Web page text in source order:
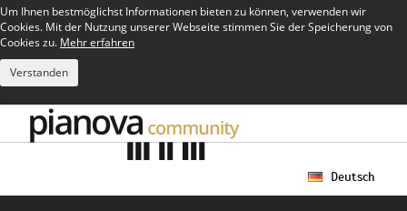
Um Ihnen bestmöglichst Informationen bieten zu können, verwenden wir
Cookies. Mit der Nutzung unserer Webseite stimmen Sie der Speicherung von
Cookies zu. Mehr erfahren
Verstanden
Deutsch